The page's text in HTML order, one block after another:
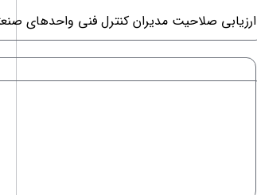
ارزیابی صلاحیت مدیران کنترل فنی واحدهای